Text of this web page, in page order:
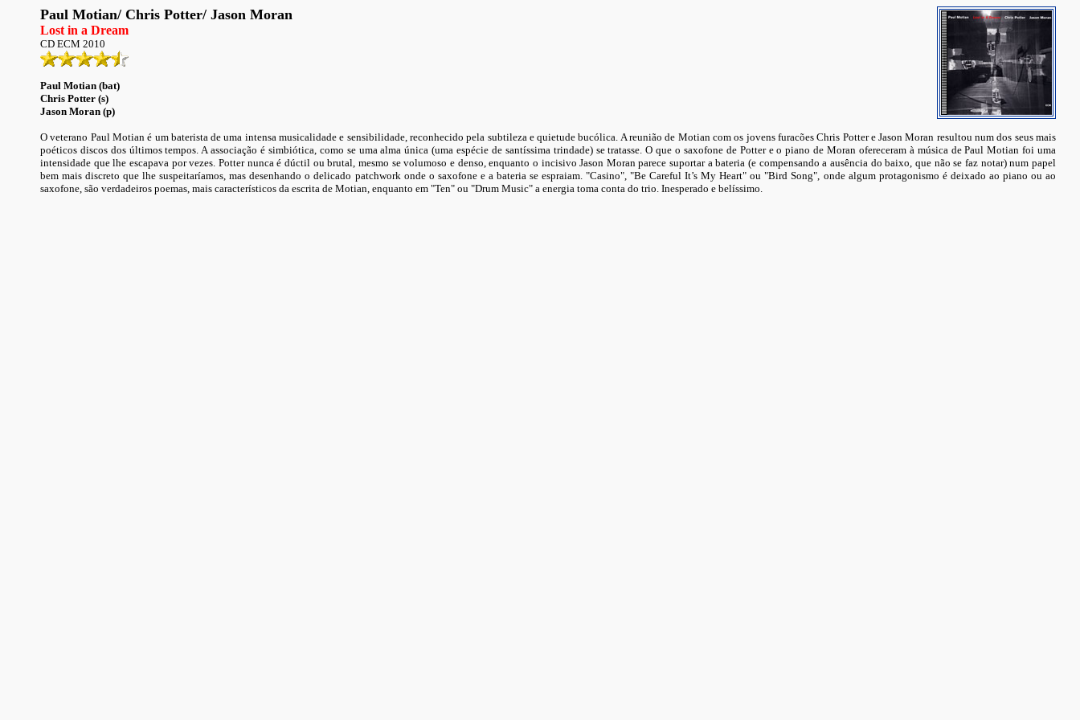
Paul Motian/ Chris Potter/ Jason Moran
Lost in a Dream
CD ECM 2010
Paul Motian (bat)
Chris Potter (s)
Jason Moran (p)
O veterano Paul Motian é um baterista de uma intensa musicalidade e sensibilidade, reconhecido pela subtileza e quietude bucólica. A reunião de Motian com os jovens furacões Chris Potter e Jason Moran resultou num dos seus mais
poéticos discos dos últimos tempos. A associação é simbiótica, como se uma alma única (uma espécie de santíssima trindade) se tratasse. O que o saxofone de Potter e o piano de Moran ofereceram à música de Paul Motian foi uma
intensidade que lhe escapava por vezes. Potter nunca é dúctil ou brutal, mesmo se volumoso e denso, enquanto o incisivo Jason Moran parece suportar a bateria (e compensando a ausência do baixo, que não se faz notar) num papel
bem mais discreto que lhe suspeitaríamos, mas desenhando o delicado patchwork onde o saxofone e a bateria se espraiam. "Casino", "Be Careful It’s My Heart" ou "Bird Song", onde algum protagonismo é deixado ao piano ou ao
saxofone, são verdadeiros poemas, mais característicos da escrita de Motian, enquanto em "Ten" ou "Drum Music" a energia toma conta do trio. Inesperado e belíssimo.